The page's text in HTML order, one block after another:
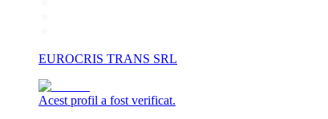
EUROCRIS TRANS SRL
Acest profil a fost verificat.